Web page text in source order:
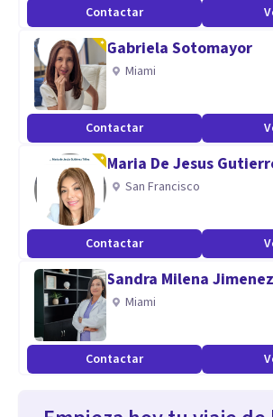
Contactar
Gabriela Sotomayor
Miami
Contactar
Maria De Jesus
San Francisco
Contactar
Sandra Milena
Miami
Contactar